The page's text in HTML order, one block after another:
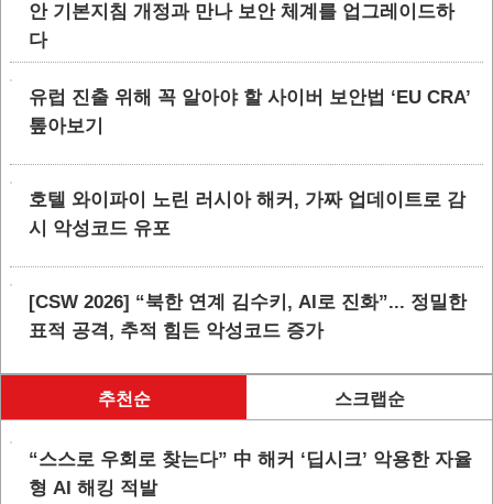
안 기본지침 개정과 만나 보안 체계를 업그레이드하
다
유럽 진출 위해 꼭 알아야 할 사이버 보안법 ‘EU CRA’
톺아보기
호텔 와이파이 노린 러시아 해커, 가짜 업데이트로 감
시 악성코드 유포
[CSW 2026] “북한 연계 김수키, AI로 진화”... 정밀한
표적 공격, 추적 힘든 악성코드 증가
추천순 스크랩순
“스스로 우회로 찾는다” 中 해커 ‘딥시크’ 악용한 자율
형 AI 해킹 적발